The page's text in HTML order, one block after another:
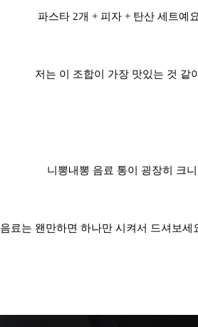
파스타 2개 + 피자 + 탄산 세트예
저는 이 조합이 가장 맛있는 것 같
니뽕내뽕 음료 통이 굉장히 크
음료는 왠만하면 하나만 시켜서 드셔보세